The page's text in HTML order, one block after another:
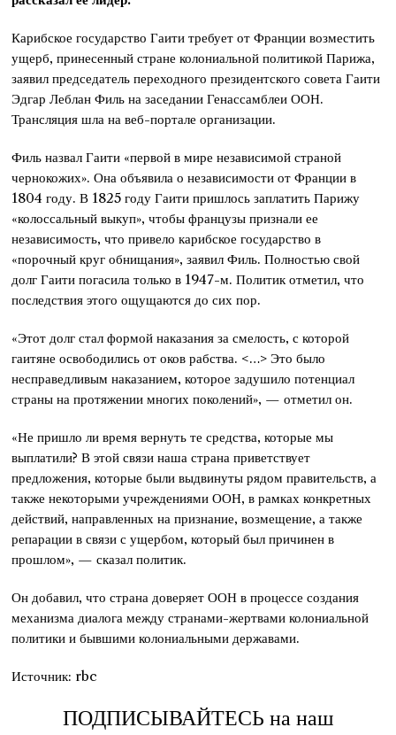
Карибское государство Гаити требует от Франции возместить
ущерб, принесенный стране колониальной политикой Парижа,
заявил председатель переходного президентского совета Гаити
Эдгар Леблан Филь на заседании Генассамблеи ООН.
Трансляция шла на веб-портале организации.
Филь назвал Гаити «первой в мире независимой страной
чернокожих». Она объявила о независимости от Франции в
1804 году. В 1825 году Гаити пришлось заплатить Парижу
«колоссальный выкуп», чтобы французы признали ее
независимость, что привело карибское государство в
«порочный круг обнищания», заявил Филь. Полностью свой
долг Гаити погасила только в 1947-м. Политик отметил, что
последствия этого ощущаются до сих пор.
«Этот долг стал формой наказания за смелость, с которой
гаитяне освободились от оков рабства. <…> Это было
несправедливым наказанием, которое задушило потенциал
страны на протяжении многих поколений», — отметил он.
«Не пришло ли время вернуть те средства, которые мы
выплатили? В этой связи наша страна приветствует
предложения, которые были выдвинуты рядом правительств, а
также некоторыми учреждениями ООН, в рамках конкретных
действий, направленных на признание, возмещение, а также
репарации в связи с ущербом, который был причинен в
прошлом», — сказал политик.
Он добавил, что страна доверяет ООН в процессе создания
механизма диалога между странами-жертвами колониальной
политики и бывшими колониальными державами.
Источник: rbc
ПОДПИСЫВАЙТЕСЬ на наш